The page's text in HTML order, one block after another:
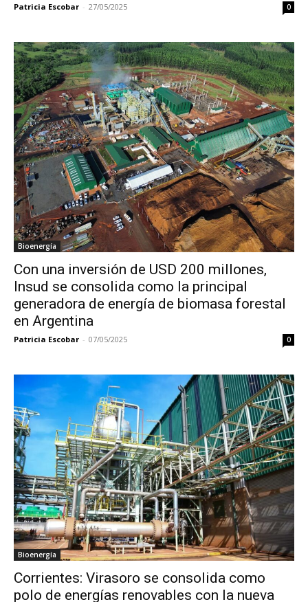
Patricia Escobar - 27/05/2025 0
Bioenergía
Con una inversión de USD 200 millones,
Insud se consolida como la principal
generadora de energía de biomasa forestal
en Argentina
Patricia Escobar - 07/05/2025 0
Bioenergía
Corrientes: Virasoro se consolida como
polo de energías renovables con la nueva